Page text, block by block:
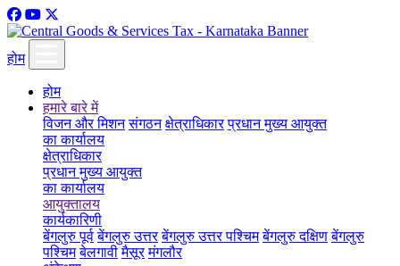
होम
होम
हमारे बारे में
विजन और मिशन संगठन क्षेत्राधिकार प्रधान मुख्य आयुक्त
का कार्यालय
क्षेत्राधिकार
प्रधान मुख्य आयुक्त
का कार्यालय
आयुक्तालय
कार्यकारिणी
बेंगलुरु पूर्व बेंगलुरु उत्तर बेंगलुरु उत्तर पश्चिम बेंगलुरु दक्षिण बेंगलुरु
पश्चिम बेलगावी मैसूर मंगलौर